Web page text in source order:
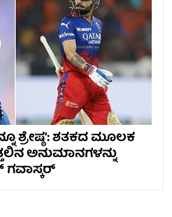
ಶ್ರೇಷ್ಠ': ಶತಕದ ಮೂಲಕ
ಅನುಮಾನಗಳನ್ನು
ಗವಾಸ್ಕರ್